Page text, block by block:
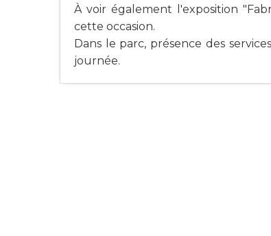
À voir également l'exposition
cette occasion.
Dans le parc, présence des
journée.